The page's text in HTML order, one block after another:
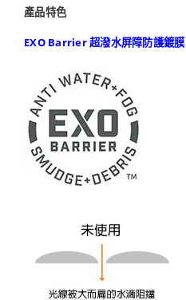
產品特色
EXO Barrier 超潑水屏障防護鍍膜